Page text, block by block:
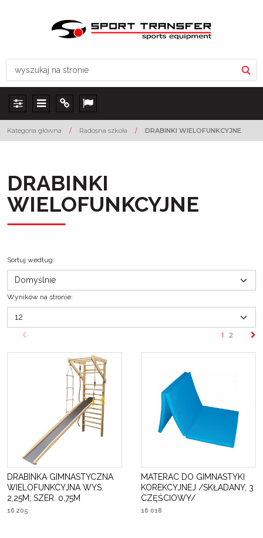
Panel Menu Info Lang
Kategoria główna / Radosna szkoła / DRABINKI WIELOFUNKCYJNE
DRABINKI
WIELOFUNKCYJNE
Sortuj według:
Wyników na stronie:
1 2
DRABINKA GIMNASTYCZNA
WIELOFUNKCYJNA WYS.
2,25M; SZER. 0,75M
16 205
MATERAC DO GIMNASTYKI
KOREKCYJNEJ /SKŁADANY, 3
CZĘŚCIOWY/
16 018